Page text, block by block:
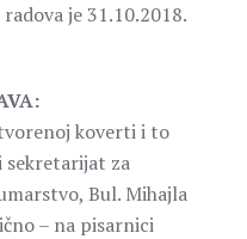
je 31.10.2018.
koverti i to
sekretarijat za
Bul. Mihajla
– na pisarnici